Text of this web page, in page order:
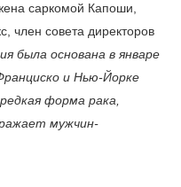
саркомой Капоши,
член совета директоров
была основана в январе
и Нью-Йорке
форма рака,
мужчин-